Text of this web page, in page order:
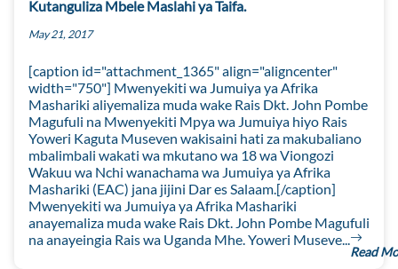
Kutanguliza Mbele Maslahi ya Taifa.
May 21, 2017
[caption id="attachment_1365" align="aligncenter"
width="750"] Mwenyekiti wa Jumuiya ya Afrika
Mashariki aliyemaliza muda wake Rais Dkt. John Pombe
Magufuli na Mwenyekiti Mpya wa Jumuiya hiyo Rais
Yoweri Kaguta Museven wakisaini hati za makubaliano
mbalimbali wakati wa mkutano wa 18 wa Viongozi
Wakuu wa Nchi wanachama wa Jumuiya ya Afrika
Mashariki (EAC) jana jijini Dar es Salaam.[/caption]
Mwenyekiti wa Jumuiya ya Afrika Mashariki
anayemaliza muda wake Rais Dkt. John Pombe Magufuli
na anayeingia Rais wa Uganda Mhe. Yoweri Museve...
Read